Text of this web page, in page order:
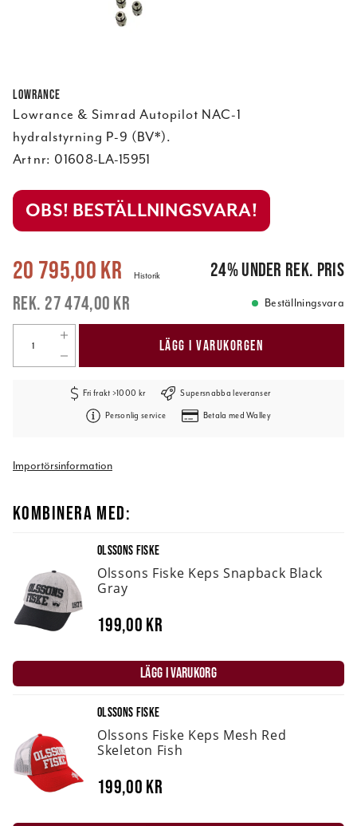
Lowrance
Lowrance & Simrad Autopilot NAC-1
hydralstyrning P-9 (BV*).
Art nr: 01608-LA-15951
OBS! BESTÄLLNINGSVARA!
Nuvarande pris:20 795,00 kr 27 474,00 kr
20 795,00 kr
27 474,00 kr
Historik 24%under rek. pris
Beställningsvara
LÄGG I VARUKORGEN
Fri frakt >1000 kr Supersnabba leveranser
Personlig service Betala med Walley
Importörsinformation
KOMBINERA MED:
OLSSONS FISKE
Olssons Fiske Keps Snapback Black
Gray
199,00 kr
LÄGG I VARUKORG
OLSSONS FISKE
Olssons Fiske Keps Mesh Red
Skeleton Fish
199,00 kr